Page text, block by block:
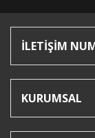
İLETİŞİM
KURUMSAL